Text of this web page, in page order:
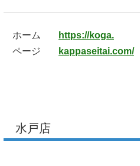
ホーム
ページ
https://koga.
kappaseitai.com/
水戸店